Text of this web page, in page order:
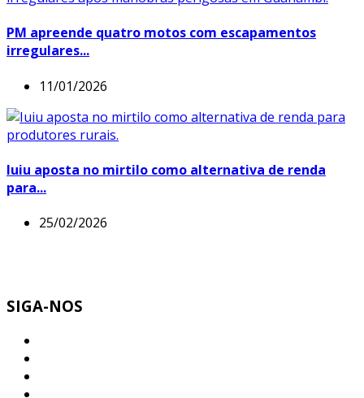
PM apreende quatro motos com escapamentos
irregulares...
11/01/2026
Iuiu aposta no mirtilo como alternativa de renda
para...
25/02/2026
SIGA-NOS